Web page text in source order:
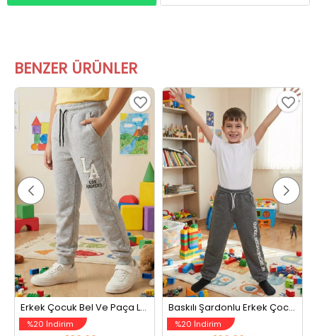
BENZER ÜRÜNLER
Erkek Çocuk Bel Ve Paça Lastikli Baskılı Üç İplik Şardonlu Eşofman Altı Gri
%20 İndirim
Baskılı Şardonlu Erkek Çocuk Eşofman Altı Koyugri
%20 İndirim